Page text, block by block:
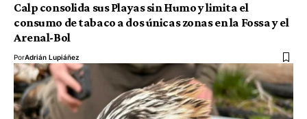
Calp consolida sus Playas sin Humo y limita el
consumo de tabaco a dos únicas zonas en la Fossa y el
Arenal-Bol
PorAdrián Lupiáñez